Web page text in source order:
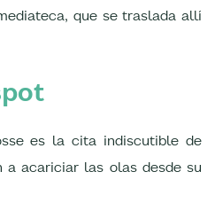
que se traslada allí
es la cita indiscutible de
a acariciar las olas desde su